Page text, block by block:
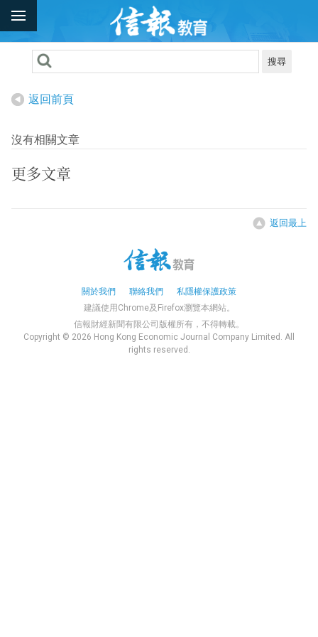
搜尋
返回前頁
沒有相關文章
更多文章
返回最上
關於我們 聯絡我們
私隱權保護政策
建議使用Chrome及Firefox瀏覽本網站。
信報財經新聞有限公司版權所有，不得轉載。
Copyright © 2026 Hong Kong Economic Journal Company Limited. All
rights reserved.